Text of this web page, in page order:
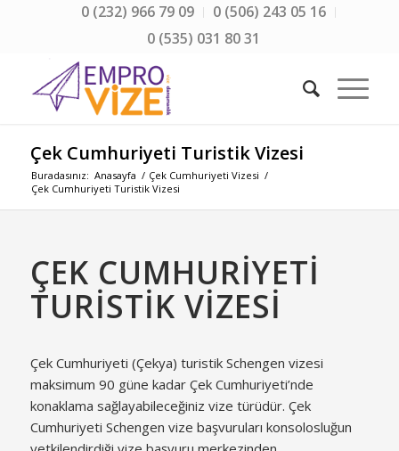
0 (232) 966 79 09
0 (506) 243 05 16
0 (535) 031 80 31
Çek Cumhuriyeti Turistik Vizesi
Buradasınız: Anasayfa / Çek Cumhuriyeti Vizesi /
Çek Cumhuriyeti Turistik Vizesi
ÇEK CUMHURIYETI
TURISTIK VIZESI
Çek Cumhuriyeti (Çekya) turistik Schengen vizesi
maksimum 90 güne kadar Çek Cumhuriyeti’nde
konaklama sağlayabileceğiniz vize türüdür. Çek
Cumhuriyeti Schengen vize başvuruları konsolosluğun